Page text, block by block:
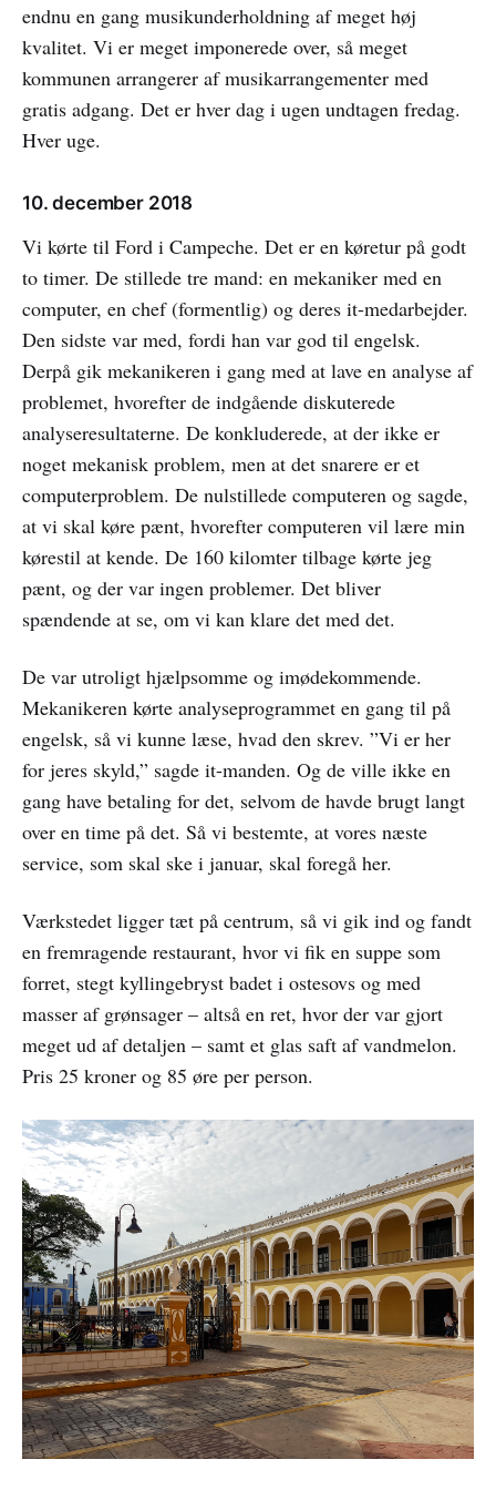
endnu en gang musikunderholdning af meget høj
kvalitet. Vi er meget imponerede over, så meget
kommunen arrangerer af musikarrangementer med
gratis adgang. Det er hver dag i ugen undtagen fredag.
Hver uge.
10. december 2018
Vi kørte til Ford i Campeche. Det er en køretur på godt
to timer. De stillede tre mand: en mekaniker med en
computer, en chef (formentlig) og deres it-medarbejder.
Den sidste var med, fordi han var god til engelsk.
Derpå gik mekanikeren i gang med at lave en analyse af
problemet, hvorefter de indgående diskuterede
analyseresultaterne. De konkluderede, at der ikke er
noget mekanisk problem, men at det snarere er et
computerproblem. De nulstillede computeren og sagde,
at vi skal køre pænt, hvorefter computeren vil lære min
kørestil at kende. De 160 kilomter tilbage kørte jeg
pænt, og der var ingen problemer. Det bliver
spændende at se, om vi kan klare det med det.
De var utroligt hjælpsomme og imødekommende.
Mekanikeren kørte analyseprogrammet en gang til på
engelsk, så vi kunne læse, hvad den skrev. ”Vi er her
for jeres skyld,” sagde it-manden. Og de ville ikke en
gang have betaling for det, selvom de havde brugt langt
over en time på det. Så vi bestemte, at vores næste
service, som skal ske i januar, skal foregå her.
Værkstedet ligger tæt på centrum, så vi gik ind og fandt
en fremragende restaurant, hvor vi fik en suppe som
forret, stegt kyllingebryst badet i ostesovs og med
masser af grønsager – altså en ret, hvor der var gjort
meget ud af detaljen – samt et glas saft af vandmelon.
Pris 25 kroner og 85 øre per person.